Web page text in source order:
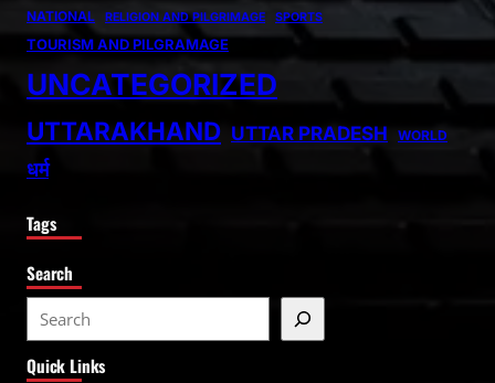
NATIONAL RELIGION AND PILGRIMAGE SPORTS
TOURISM AND PILGRAMAGE
UNCATEGORIZED
UTTARAKHAND UTTAR PRADESH WORLD
धर्म
Tags
Search
e
a
Quick Links